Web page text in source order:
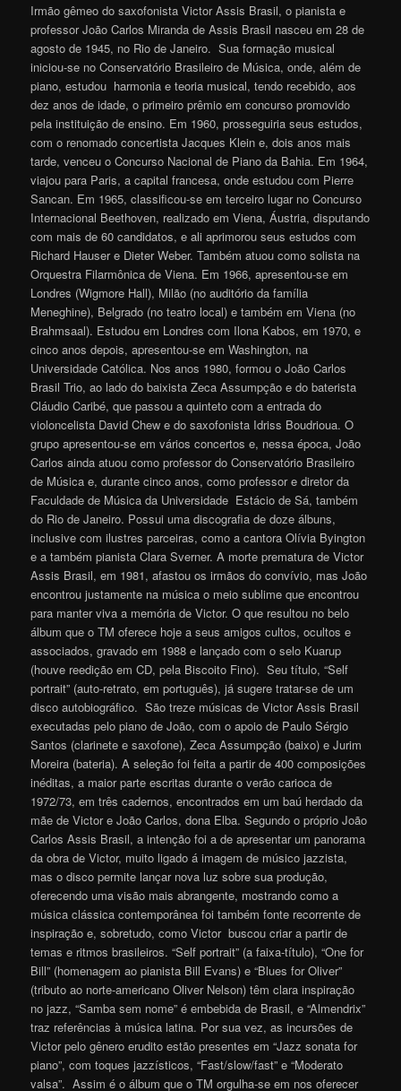
Irmão gêmeo do saxofonista Victor Assis Brasil, o pianista e
professor João Carlos Miranda de Assis Brasil nasceu em 28 de
agosto de 1945, no Rio de Janeiro. Sua formação musical
iniciou-se no Conservatório Brasileiro de Música, onde, além de
piano, estudou harmonia e teoria musical, tendo recebido, aos
dez anos de idade, o primeiro prêmio em concurso promovido
pela instituição de ensino. Em 1960, prosseguiria seus estudos,
com o renomado concertista Jacques Klein e, dois anos mais
tarde, venceu o Concurso Nacional de Piano da Bahia. Em 1964,
viajou para Paris, a capital francesa, onde estudou com Pierre
Sancan. Em 1965, classificou-se em terceiro lugar no Concurso
Internacional Beethoven, realizado em Viena, Áustria, disputando
com mais de 60 candidatos, e ali aprimorou seus estudos com
Richard Hauser e Dieter Weber. Também atuou como solista na
Orquestra Filarmônica de Viena. Em 1966, apresentou-se em
Londres (Wigmore Hall), Milão (no auditório da família
Meneghine), Belgrado (no teatro local) e também em Viena (no
Brahmsaal). Estudou em Londres com Ilona Kabos, em 1970, e
cinco anos depois, apresentou-se em Washington, na
Universidade Católica. Nos anos 1980, formou o João Carlos
Brasil Trio, ao lado do baixista Zeca Assumpção e do baterista
Cláudio Caribé, que passou a quinteto com a entrada do
violoncelista David Chew e do saxofonista Idriss Boudrioua. O
grupo apresentou-se em vários concertos e, nessa época, João
Carlos ainda atuou como professor do Conservatório Brasileiro
de Música e, durante cinco anos, como professor e diretor da
Faculdade de Música da Universidade Estácio de Sá, também
do Rio de Janeiro. Possui uma discografia de doze álbuns,
inclusive com ilustres parceiras, como a cantora Olívia Byington
e a também pianista Clara Sverner. A morte prematura de Victor
Assis Brasil, em 1981, afastou os irmãos do convívio, mas João
encontrou justamente na música o meio sublime que encontrou
para manter viva a memória de Victor. O que resultou no belo
álbum que o TM oferece hoje a seus amigos cultos, ocultos e
associados, gravado em 1988 e lançado com o selo Kuarup
(houve reedição em CD, pela Biscoito Fino). Seu título, “Self
portrait” (auto-retrato, em português), já sugere tratar-se de um
disco autobiográfico. São treze músicas de Victor Assis Brasil
executadas pelo piano de João, com o apoio de Paulo Sérgio
Santos (clarinete e saxofone), Zeca Assumpção (baixo) e Jurim
Moreira (bateria). A seleção foi feita a partir de 400 composições
inéditas, a maior parte escritas durante o verão carioca de
1972/73, em três cadernos, encontrados em um baú herdado da
mãe de Victor e João Carlos, dona Elba. Segundo o próprio João
Carlos Assis Brasil, a intenção foi a de apresentar um panorama
da obra de Victor, muito ligado á imagem de músico jazzista,
mas o disco permite lançar nova luz sobre sua produção,
oferecendo uma visão mais abrangente, mostrando como a
música clássica contemporânea foi também fonte recorrente de
inspiração e, sobretudo, como Victor buscou criar a partir de
temas e ritmos brasileiros. “Self portrait” (a faixa-título), “One for
Bill” (homenagem ao pianista Bill Evans) e “Blues for Oliver”
(tributo ao norte-americano Oliver Nelson) têm clara inspiração
no jazz, “Samba sem nome” é embebida de Brasil, e “Almendrix”
traz referências à música latina. Por sua vez, as incursões de
Victor pelo gênero erudito estão presentes em “Jazz sonata for
piano”, com toques jazzísticos, “Fast/slow/fast” e “Moderato
valsa”. Assim é o álbum que o TM orgulha-se em nos oferecer